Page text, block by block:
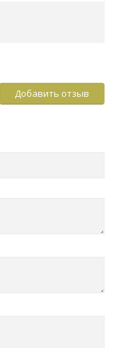
Добавить отзыв